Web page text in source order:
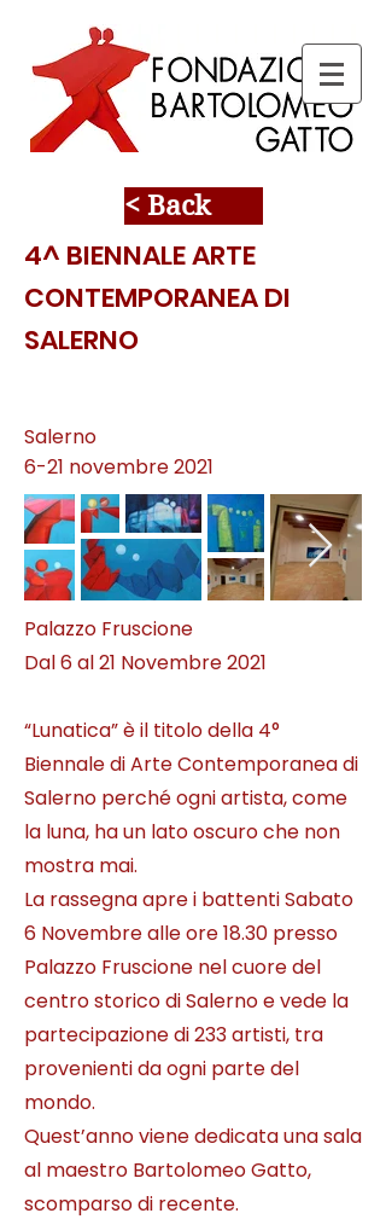
< Back
4^ BIENNALE ARTE
CONTEMPORANEA DI
SALERNO
Salerno
6-21 novembre 2021
Palazzo Fruscione
Dal 6 al 21 Novembre 2021
“Lunatica” è il titolo della 4°
Biennale di Arte Contemporanea di
Salerno perché ogni artista, come
la luna, ha un lato oscuro che non
mostra mai.
La rassegna apre i battenti Sabato
6 Novembre alle ore 18.30 presso
Palazzo Fruscione nel cuore del
centro storico di Salerno e vede la
partecipazione di 233 artisti, tra
provenienti da ogni parte del
mondo.
Quest’anno viene dedicata una sala
al maestro Bartolomeo Gatto,
scomparso di recente.